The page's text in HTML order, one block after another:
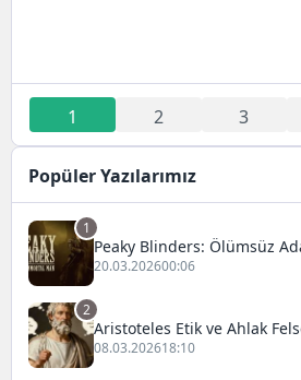
1 2 3
Popüler Yazılarımız
1
Peaky Blinders: Ölümsüz
Oyuncuları ve İnceleme
20.03.202600:06
2
Aristoteles Etik ve Ahlak
08.03.202618:10